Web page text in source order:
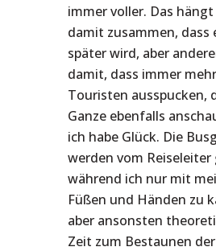
immer voller. Das
damit zusammen, dass
später wird, aber
damit, dass immer
Touristen ausspucken,
Ganze ebenfalls
ich habe Glück. Die
werden vom Reiseleiter
während ich nur mit
Füßen und Händen zu
aber ansonsten
Zeit zum Bestaunen